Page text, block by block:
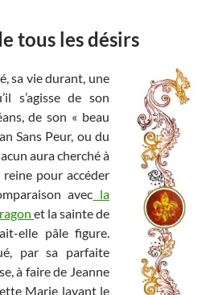
tous les désirs
sa vie durant, une
s’agisse de son
de son « beau
Sans Peur, ou du
aura cherché à
pour accéder
avec la
et la sainte de
elle pâle figure.
par sa parfaite
à faire de Jeanne
Marie lavant le